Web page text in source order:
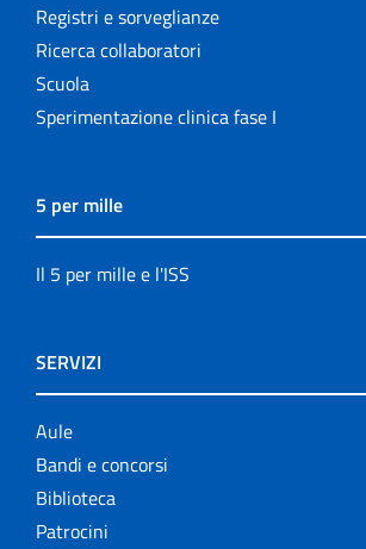
Registri e sorveglianze
Ricerca collaboratori
Scuola
Sperimentazione clinica fase I
5 per mille
Il 5 per mille e l'ISS
SERVIZI
Aule
Bandi e concorsi
Biblioteca
Patrocini